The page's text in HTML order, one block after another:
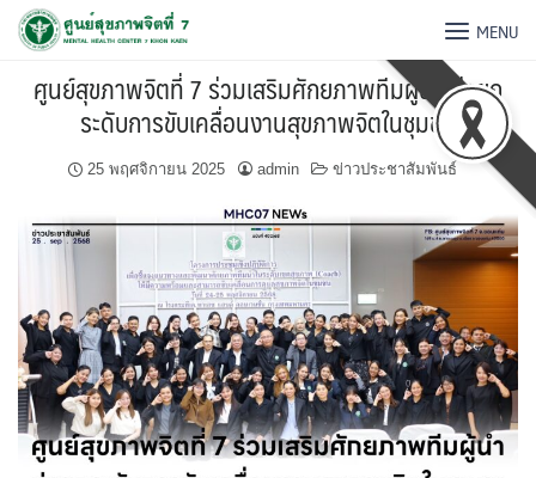
MENU
ศูนย์สุขภาพจิตที่ 7 ร่วมเสริมศักยภาพทีมผู้นำ มุ่งยก
ระดับการขับเคลื่อนงานสุขภาพจิตในชุมชน
25 พฤศจิกายน 2025 admin ข่าวประชาสัมพันธ์